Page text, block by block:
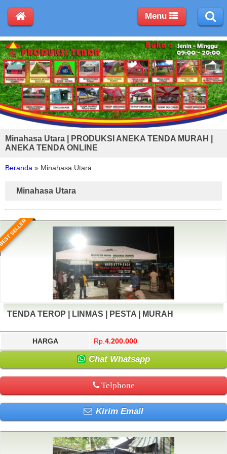
Minahasa Utara | PRODUKSI ANEKA TENDA MURAH |
ANEKA TENDA ONLINE
Beranda » Minahasa Utara
Minahasa Utara
SELLER
TENDA TEROP | LINMAS | PESTA | MURAH
HARGA Rp. 4.200.000
Chat Whatsapp
Telphone
Kirim Email
Menu